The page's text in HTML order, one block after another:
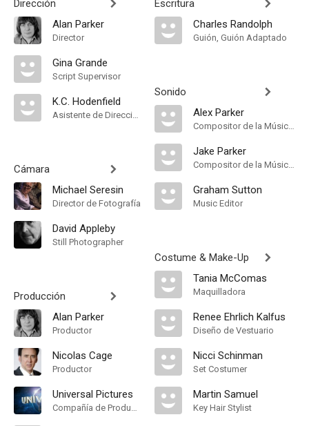
Dirección
Alan Parker
Director
Gina Grande
Script Supervisor
K.C. Hodenfield
Asistente de Dirección
Cámara
Michael Seresin
Director de Fotografía
David Appleby
Still Photographer
Producción
Alan Parker
Productor
Nicolas Cage
Productor
Universal Pictures
Compañía de Produccion
Escritura
Charles Randolph
Guión, Guión Adaptado
Sonido
Alex Parker
Compositor de la Música Original
Jake Parker
Compositor de la Música Original
Graham Sutton
Music Editor
Costume & Make-Up
Tania McComas
Maquilladora
Renee Ehrlich Kalfus
Diseño de Vestuario
Nicci Schinman
Set Costumer
Martin Samuel
Key Hair Stylist